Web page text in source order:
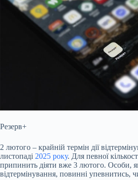
Резерв+
2 лютого – крайній термін дії
листопаді 2025 року. Для певної
припинить діяти вже 3 лютого. Особи,
відтермінування, повинні упевнитись,